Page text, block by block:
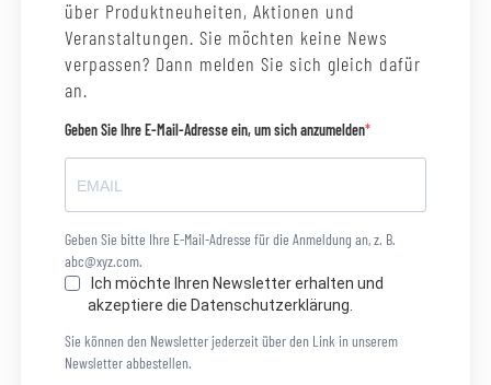
über Produktneuheiten, Aktionen und
Veranstaltungen. Sie möchten keine News
verpassen? Dann melden Sie sich gleich dafür
an.
Geben Sie Ihre E-Mail-Adresse ein, um sich anzumelden
Geben Sie bitte Ihre E-Mail-Adresse für die Anmeldung an, z. B.
abc@xyz.com.
Ich möchte Ihren Newsletter erhalten und
akzeptiere die Datenschutzerklärung.
Sie können den Newsletter jederzeit über den Link in unserem
Newsletter abbestellen.